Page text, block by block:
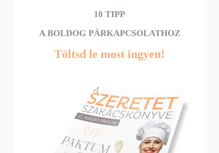
10 TIPP
A BOLDOG PÁRKAPCSOLATHOZ
Töltsd le most ingyen!